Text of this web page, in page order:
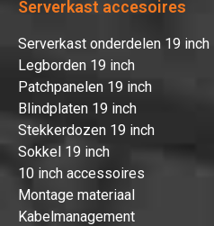
Serverkast accesoires
Serverkast onderdelen 19 inch
Legborden 19 inch
Patchpanelen 19 inch
Blindplaten 19 inch
Stekkerdozen 19 inch
Sokkel 19 inch
10 inch accessoires
Montage materiaal
Kabelmanagement